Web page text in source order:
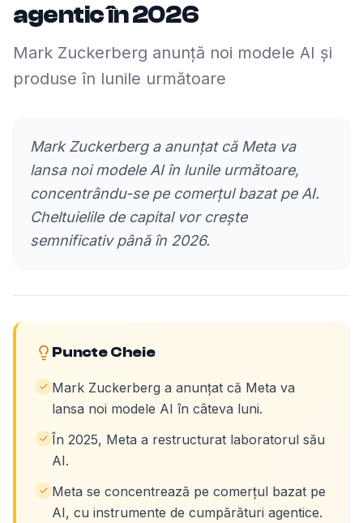
agentic în 2026
Mark Zuckerberg anunță noi modele AI și
produse în lunile următoare
Mark Zuckerberg a anunțat că Meta va
lansa noi modele AI în lunile următoare,
concentrându-se pe comerțul bazat pe AI.
Cheltuielile de capital vor crește
semnificativ până în 2026.
Puncte Cheie
Mark Zuckerberg a anunțat că Meta va
lansa noi modele AI în câteva luni.
În 2025, Meta a restructurat laboratorul său
AI.
Meta se concentrează pe comerțul bazat pe
AI, cu instrumente de cumpărături agentice.